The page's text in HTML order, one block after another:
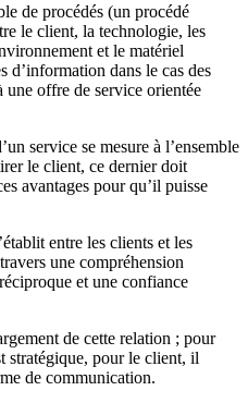
de procédés (un procédé
le client, la technologie, les
et le matériel
d’information dans le cas des
offre de service orientée
service se mesure à l’ensemble
le client, ce dernier doit
avantages pour qu’il puisse
entre les clients et les
une compréhension
et une confiance
de cette relation ; pour
stratégique, pour le client, il
de communication.